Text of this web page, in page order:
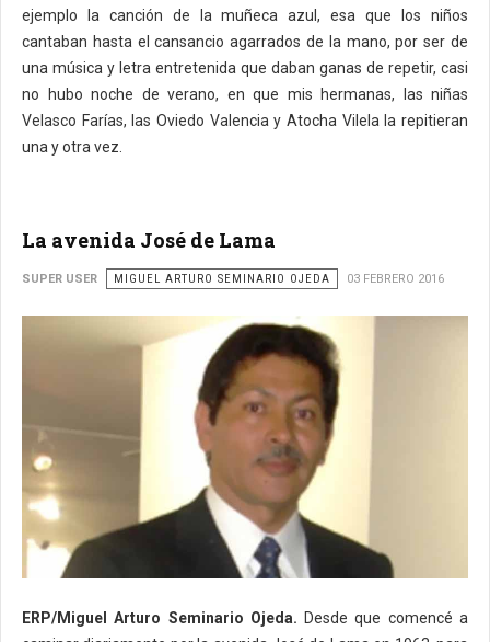
ejemplo la canción de la muñeca azul, esa que los niños
cantaban hasta el cansancio agarrados de la mano, por ser de
una música y letra entretenida que daban ganas de repetir, casi
no hubo noche de verano, en que mis hermanas, las niñas
Velasco Farías, las Oviedo Valencia y Atocha Vilela la repitieran
una y otra vez.
La avenida José de Lama
SUPER USER MIGUEL ARTURO SEMINARIO OJEDA 03 FEBRERO 2016
ERP/Miguel Arturo Seminario Ojeda. Desde que comencé a